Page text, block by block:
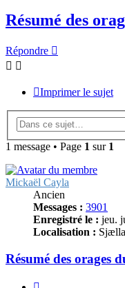
Résumé des
Répondre
Imprimer le sujet
1 message • Page 1 sur 1
Mickaël Cayla
Ancien
Messages : 3901
Enregistré le : jeu.
Localisation :
Résumé des orages